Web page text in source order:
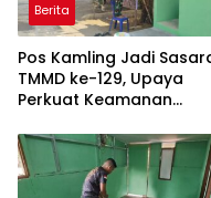
Berita
Pos Kamling Jadi
TMMD ke-129, Upaya
Perkuat Keamanan